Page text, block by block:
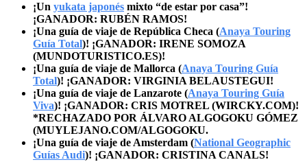
¡Un yukata japonés mixto “de estar por casa”!
¡GANADOR: RUBÉN RAMOS!
¡Una guía de viaje de República Checa (Anaya Touring
Guía Total)! ¡GANADOR: IRENE SOMOZA
(MUNDOTURISTICO.ES)!
¡Una guía de viaje de Mallorca (Anaya Touring Guía
Total)! ¡GANADOR: VIRGINIA BELAUSTEGUI!
¡Una guía de viaje de Lanzarote (Anaya Touring Guía
Viva)! ¡GANADOR: CRIS MOTREL (WIRCKY.COM)!
*RECHAZADO POR ÁLVARO ALGOGOKU GÓMEZ
(MUYLEJANO.COM/ALGOGOKU.
¡Una guía de viaje de Amsterdam (National Geographic
Guías Audi)! ¡GANADOR: CRISTINA CANALS!